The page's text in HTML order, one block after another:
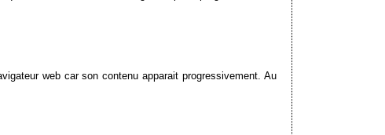
web car son contenu apparait progressivement. Au